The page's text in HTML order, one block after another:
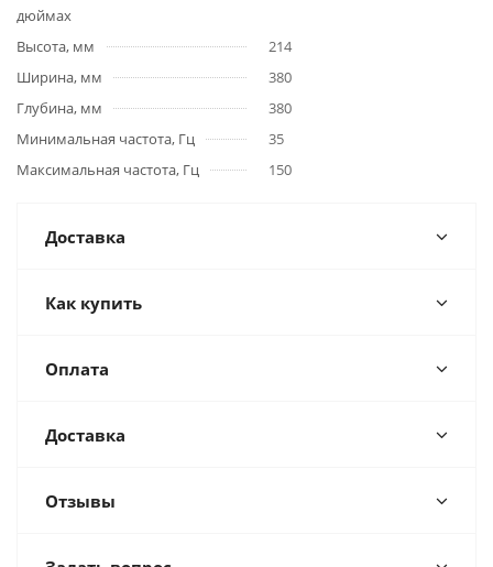
дюймах
Высота, мм
214
Ширина, мм
380
Глубина, мм
380
Минимальная частота, Гц
35
Максимальная частота, Гц
150
Доставка
Как купить
Оплата
Доставка
Отзывы